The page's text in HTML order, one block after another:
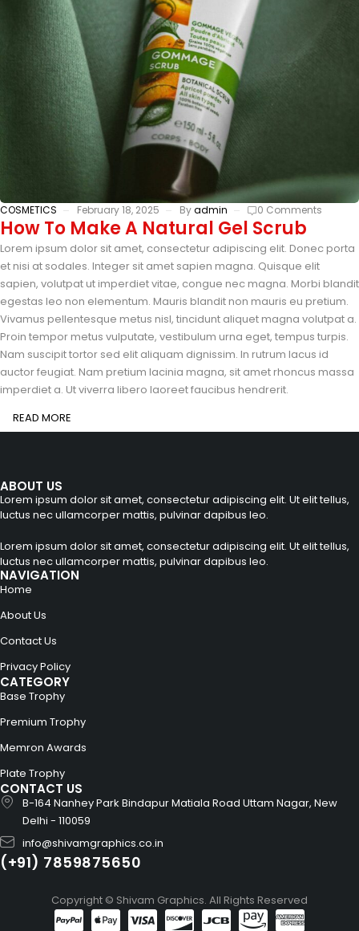
COSMETICS February 18, 2025 Byadmin 0 Comments
How To Make A Natural Gel Scrub
Lorem ipsum dolor sit amet, consectetur adipiscing elit. Donec porta
et nisi at sodales. Integer sit amet sapien magna. Quisque elit
sapien, volutpat ut imperdiet vitae, congue nec magna. Morbi blandit
egestas leo non elementum. Mauris blandit non mauris eu pretium.
Vivamus pellentesque metus nisl, tincidunt aliquet magna volutpat a.
Proin tempor metus vulputate, vestibulum urna eget, tempus turpis.
Nam suscipit tortor sed elit aliquam dignissim. In rutrum lacus id
auctor feugiat. Nam pretium lacinia magna, sit amet rhoncus massa
imperdiet a. Ut viverra libero laoreet faucibus hendrerit.
READ MORE
ABOUT US
Lorem ipsum dolor sit amet, consectetur adipiscing elit. Ut elit tellus,
luctus nec ullamcorper mattis, pulvinar dapibus leo.
Lorem ipsum dolor sit amet, consectetur adipiscing elit. Ut elit tellus,
luctus nec ullamcorper mattis, pulvinar dapibus leo.
NAVIGATION
Home
About Us
Contact Us
Privacy Policy
CATEGORY
Base Trophy
Premium Trophy
Memron Awards
Plate Trophy
CONTACT US
B-164 Nanhey Park Bindapur Matiala Road Uttam Nagar, New
Delhi - 110059
info@shivamgraphics.co.in
(+91) 7859875650
Copyright © Shivam Graphics. All Rights Reserved